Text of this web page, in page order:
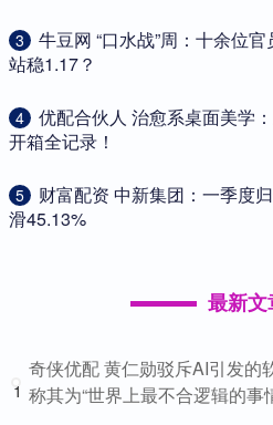
3
牛豆网 “口水战”周：十余位
站稳1.17？
4
优配合伙人 治愈系桌面美学
开箱全记录！
5
财富配资 中新集团：一季度
滑45.13%
最新文
1
奇侠优配 黄仁勋驳斥AI引发的
称其为“世界上最不合逻辑的事